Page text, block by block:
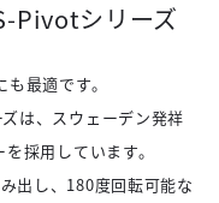
Pivotシリーズ
最適です。
は、スウェーデン発祥
採用しています。
出し、180度回転可能な